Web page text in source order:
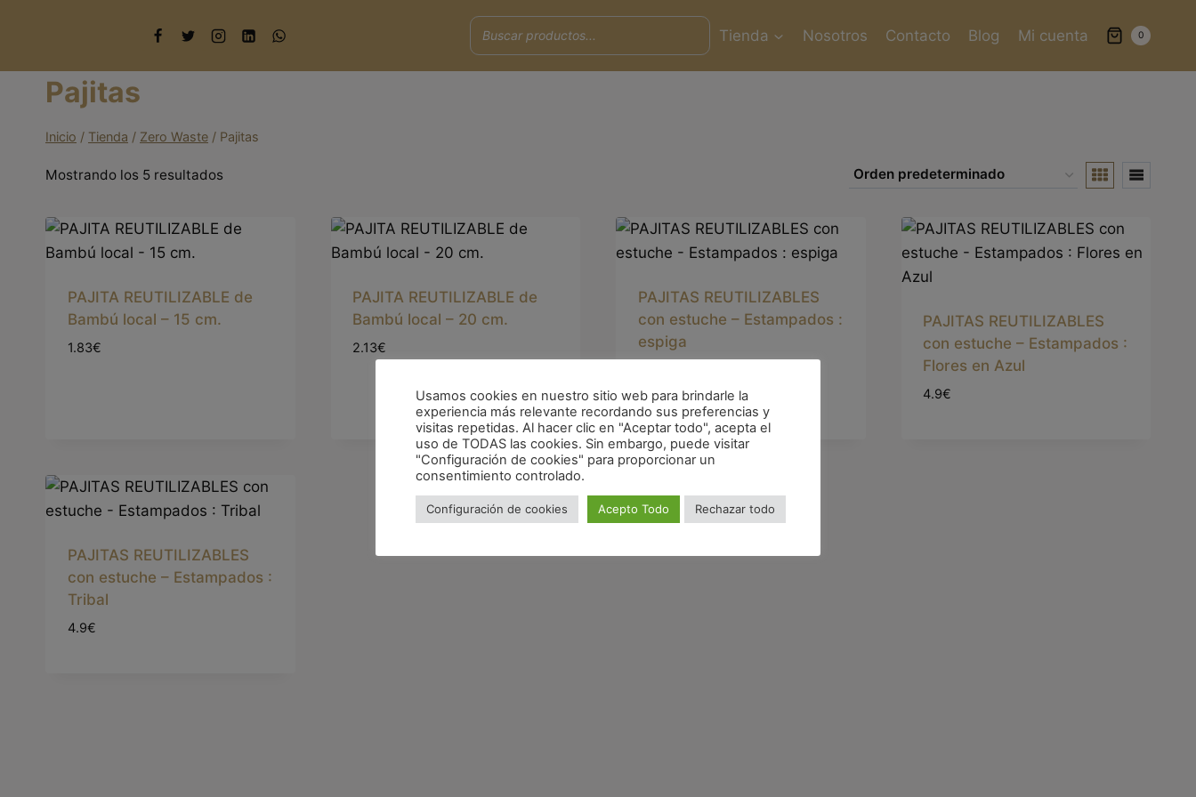
Tienda Nosotros Contacto Blog Mi cuenta 0
Pajitas
Inicio / Tienda / Zero Waste / Pajitas
Mostrando los 5 resultados
PAJITA REUTILIZABLE de
Bambú local – 15 cm.
1.83€
PAJITA REUTILIZABLE de
Bambú local – 20 cm.
2.13€
PAJITAS REUTILIZABLES
con estuche – Estampados :
espiga
PAJITAS REUTILIZABLES
con estuche – Estampados :
Flores en Azul
4.9€
PAJITAS REUTILIZABLES
con estuche – Estampados :
Tribal
4.9€
Usamos cookies en nuestro sitio web para brindarle la
experiencia más relevante recordando sus preferencias y
visitas repetidas. Al hacer clic en "Aceptar todo", acepta el
uso de TODAS las cookies. Sin embargo, puede visitar
"Configuración de cookies" para proporcionar un
consentimiento controlado.
Configuración de cookies Acepto Todo Rechazar todo